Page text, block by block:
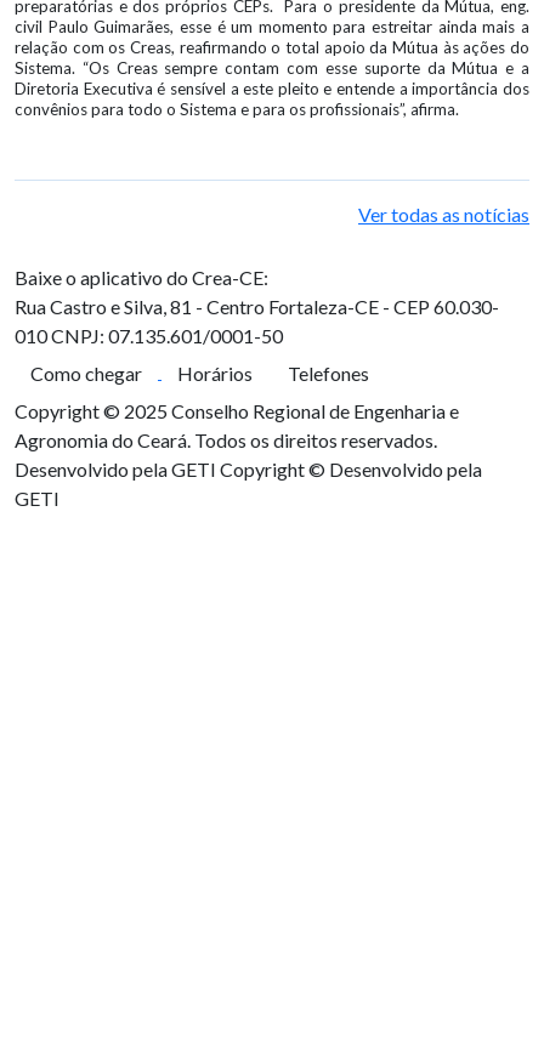
preparatórias e dos próprios CEPs. Para o presidente da Mútua, eng.
civil Paulo Guimarães, esse é um momento para estreitar ainda mais a
relação com os Creas, reafirmando o total apoio da Mútua às ações do
Sistema. “Os Creas sempre contam com esse suporte da Mútua e a
Diretoria Executiva é sensível a este pleito e entende a importância dos
convênios para todo o Sistema e para os profissionais”, afirma.
Ver todas as notícias
Baixe o aplicativo do Crea-CE:
Rua Castro e Silva, 81 - Centro Fortaleza-CE - CEP 60.030-
010CNPJ: 07.135.601/0001-50
Como chegar
Horários
Telefones
Copyright © 2025 Conselho Regional de Engenharia e
Agronomia do Ceará. Todos os direitos reservados.
Desenvolvido pela GETI Copyright © Desenvolvido pela
GETI